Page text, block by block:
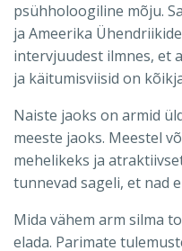
psühholoogiline mõju.
ja Ameerika
intervjuudest ilmnes, et
ja käitumisviisid on
Naiste jaoks on armid
meeste jaoks. Meestel
mehelikeks ja
tunnevad sageli, et nad
Mida vähem arm silma
elada. Parimate